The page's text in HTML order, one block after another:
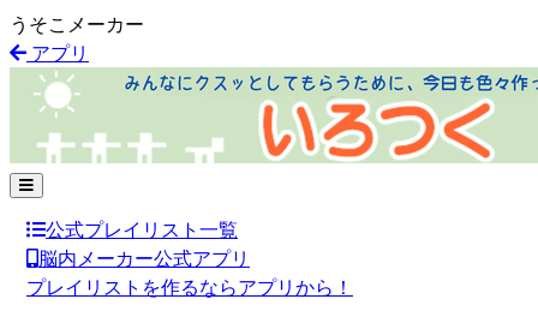
うそこメーカー
アプリ
公式プレイリスト一覧
脳内メーカー公式アプリ
プレイリストを作るならアプリから！